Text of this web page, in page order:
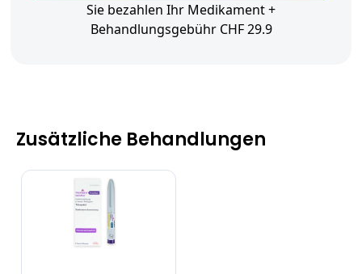
Sie bezahlen Ihr Medikament +
Behandlungsgebühr CHF 29.9
Zusätzliche Behandlungen